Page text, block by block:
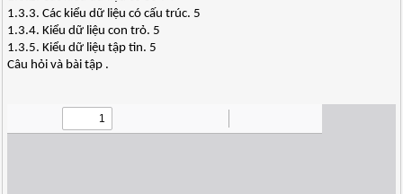
1.3.3. Các kiểu dữ liệu có cấu trúc. 5
1.3.4. Kiểu dữ liệu con trỏ. 5
1.3.5. Kiểu dữ liệu tập tin. 5
Câu hỏi và bài tập .